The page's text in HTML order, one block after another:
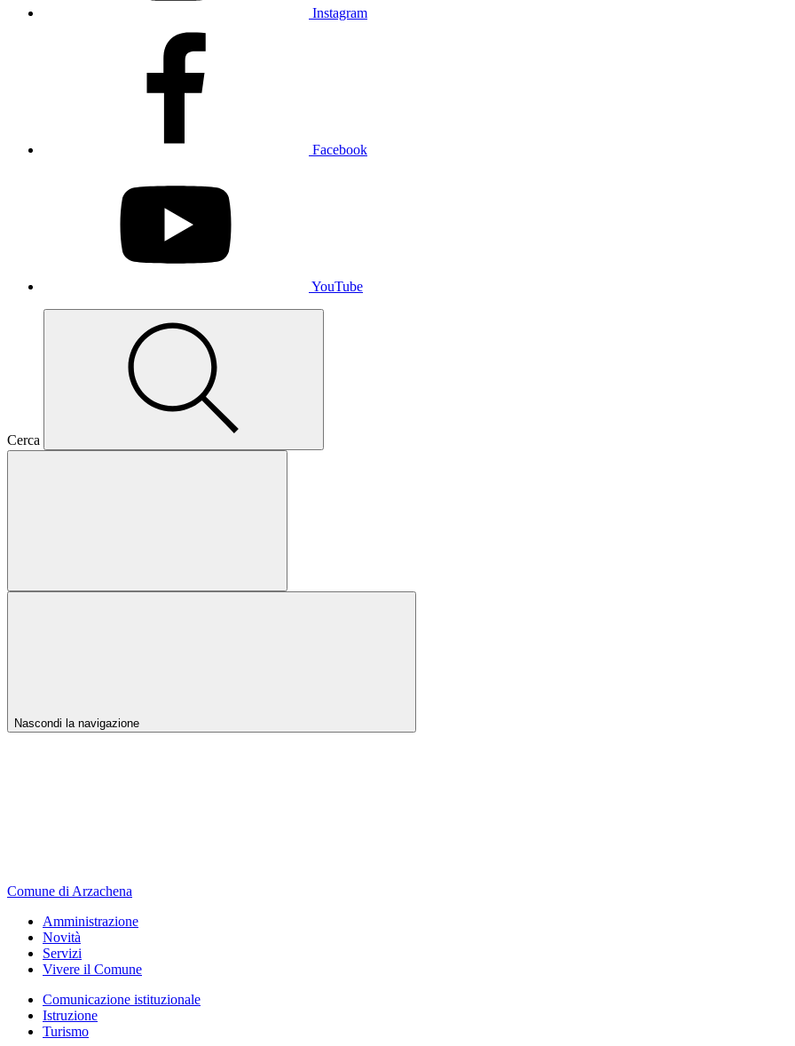
Instagram
Facebook
YouTube
Cerca
Nascondi la navigazione
Comune di Arzachena
Amministrazione
Novità
Servizi
Vivere il Comune
Comunicazione istituzionale
Istruzione
Turismo